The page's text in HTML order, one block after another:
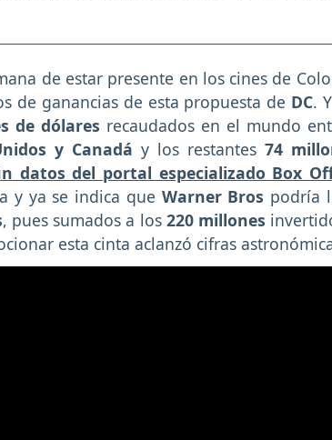
de estar presente en los cines de
de ganancias de esta propuesta de DC.
de dólares recaudados en el mundo
y Canadá y los restantes 74
datos del portal especializado Box
y ya se indica que Warner Bros podría
, pues sumados a los 220 millones
esta cinta aclanzó cifras